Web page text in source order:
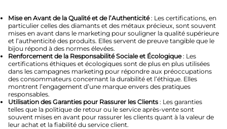
Mise en Avant de la Qualité et de l’Authenticité: Les certifications, en
particulier celles des diamants et des métaux précieux, sont souvent
mises en avant dans le marketing pour souligner la qualité supérieure
et l’authenticité des produits. Elles servent de preuve tangible que le
bijou répond à des normes élevées.
Renforcement de la Responsabilité Sociale et Écologique: Les
certifications éthiques et écologiques sont de plus en plus utilisées
dans les campagnes marketing pour répondre aux préoccupations
des consommateurs concernant la durabilité et l’éthique. Elles
montrent l’engagement d’une marque envers des pratiques
responsables.
Utilisation des Garanties pour Rassurer les Clients : Les garanties
telles que la politique de retour ou le service après-vente sont
souvent mises en avant pour rassurer les clients quant à la valeur de
leur achat et la fiabilité du service client.